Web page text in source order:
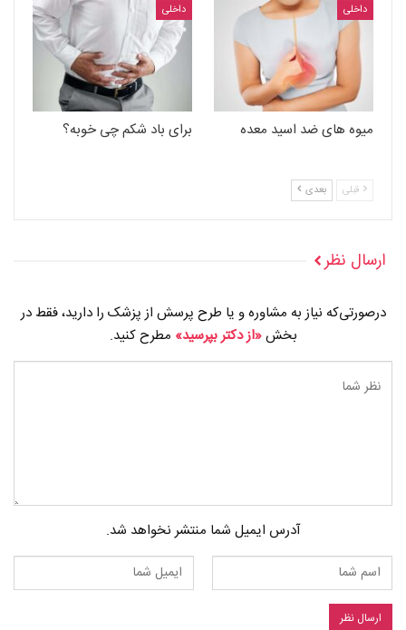
داخلی
میوه های ضد اسید معده
داخلی
برای باد شکم چی خوبه؟
قبلی بعدی
ارسال نظر
درصورتی‌که نیاز به مشاوره و یا طرح پرسش از پزشک را دارید، فقط در
بخش«از دکتر بپرسید» مطرح کنید.
آدرس ایمیل شما منتشر نخواهد شد.